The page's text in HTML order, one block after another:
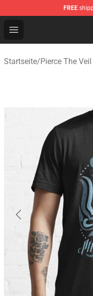
FREE
Open menu
Pierce The Veil
Startseite/Pierce The